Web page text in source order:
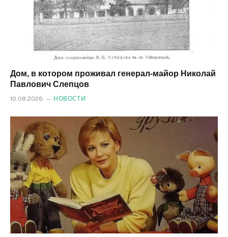
Дом, в котором проживал генерал‑майор Николай
Павлович Слепцов
10.08.2026 НОВОСТИ